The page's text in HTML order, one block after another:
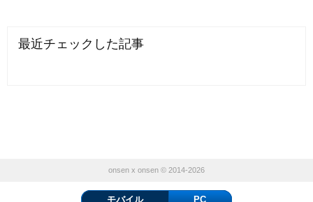
最近チェックした記事
onsen x onsen © 2014-2026
モバイル PC